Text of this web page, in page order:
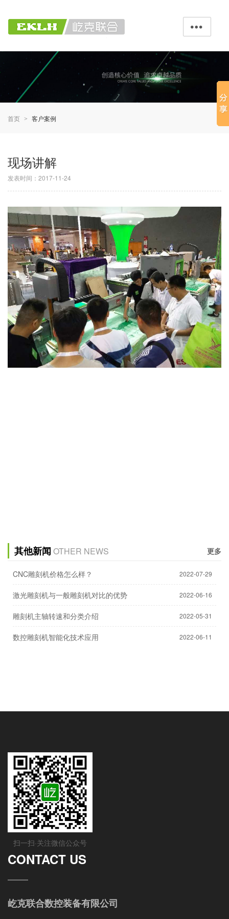

首页 > 客户案例
现场讲解
发表时间：2017-11-24
其他新闻 OTHER NEWS 更多
2022-07-29
CNC雕刻机价格怎么样？
2022-06-16
激光雕刻机与一般雕刻机对比的优势
2022-05-31
雕刻机主轴转速和分类介绍
2022-06-11
数控雕刻机智能化技术应用
扫一扫·关注微信公众号
CONTACT US
屹克联合数控装备有限公司